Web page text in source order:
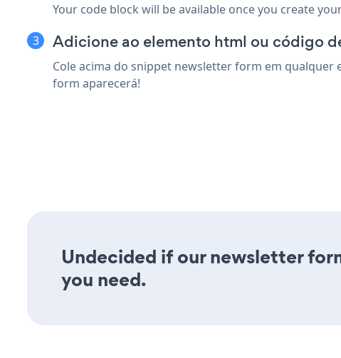
Your code block will be available once you create
Adicione ao elemento html ou código
Cole acima do snippet newsletter form em qualquer
form aparecerá!
Undecided if our newsletter
you need.